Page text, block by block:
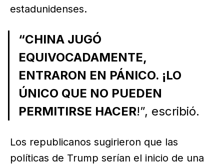
estadunidenses.
“CHINA JUGÓ
EQUIVOCADAMENTE,
ENTRARON EN PÁNICO. ¡LO
ÚNICO QUE NO PUEDEN
PERMITIRSE HACER!”, escribió.
Los republicanos sugirieron que las
políticas de Trump serían el inicio de una